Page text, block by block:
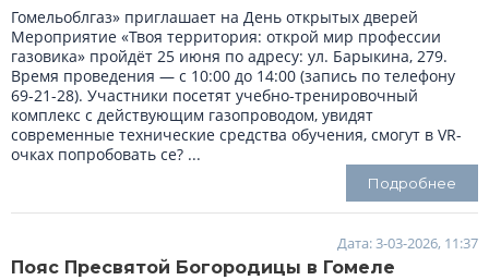
Гомельоблгаз» приглашает на День открытых дверей
Мероприятие «Твоя территория: открой мир профессии
газовика» пройдёт 25 июня по адресу: ул. Барыкина, 279.
Время проведения — с 10:00 до 14:00 (запись по телефону
69-21-28). Участники посетят учебно-тренировочный
комплекс с действующим газопроводом, увидят
современные технические средства обучения, смогут в VR-
очках попробовать се? ...
Подробнее
Дата: 3-03-2026, 11:37
Пояс Пресвятой Богородицы в Гомеле